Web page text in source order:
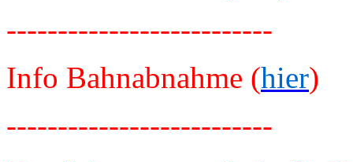
--------------------------
Info Bahnabnahme (hier)
--------------------------